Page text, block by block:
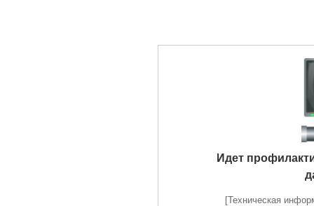
Идет
[Техническая